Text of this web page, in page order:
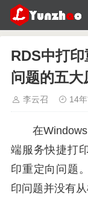
RDS中打
问题的五大
李云召 14
在
端服务快捷打
印重定向问题
印问题并没有从